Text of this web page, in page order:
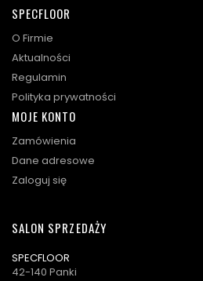
SPECFLOOR
O Firmie
Aktualności
Regulamin
Polityka prywatności
MOJE KONTO
Zamówienia
Dane adresowe
Zaloguj się
SALON SPRZEDAŻY
SPECFLOOR
42-140 Panki